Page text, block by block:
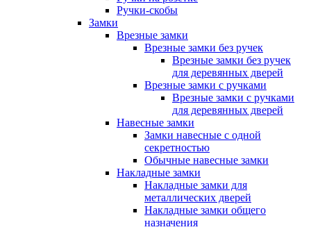
Ручки-скобы
Замки
Врезные замки
Врезные замки без ручек
Врезные замки без ручек
для деревянных дверей
Врезные замки с ручками
Врезные замки с ручками
для деревянных дверей
Навесные замки
Замки навесные с одной
секретностью
Обычные навесные замки
Накладные замки
Накладные замки для
металлических дверей
Накладные замки общего
назначения